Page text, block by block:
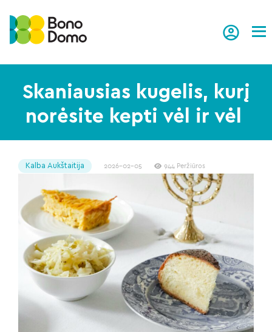
Skaniausias kugelis, kurį
norėsite kepti vėl ir vėl
Kalba Aukštaitija 2026-02-05 944 Peržiūros